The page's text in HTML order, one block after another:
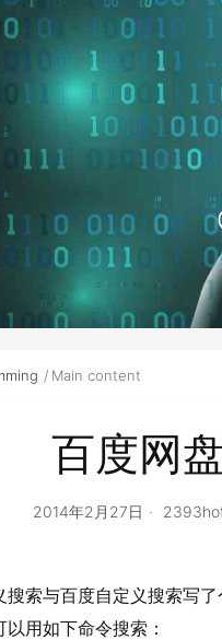
Main content
百度网
2014年2月27日
索与百度自定义搜索写
用如下命令搜索：